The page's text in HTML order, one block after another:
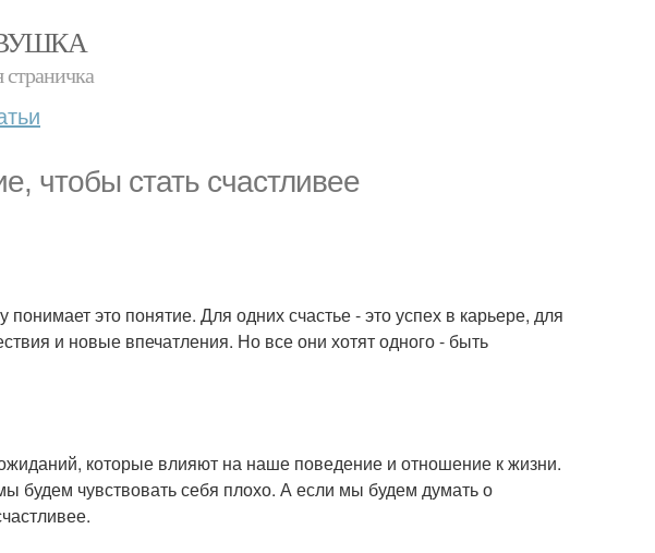
чтобы стать счастливее
это понятие. Для одних счастье - это успех в карьере, для
и новые впечатления. Но все они хотят одного - быть
которые влияют на наше поведение и отношение к жизни.
будем чувствовать себя плохо. А если мы будем думать о